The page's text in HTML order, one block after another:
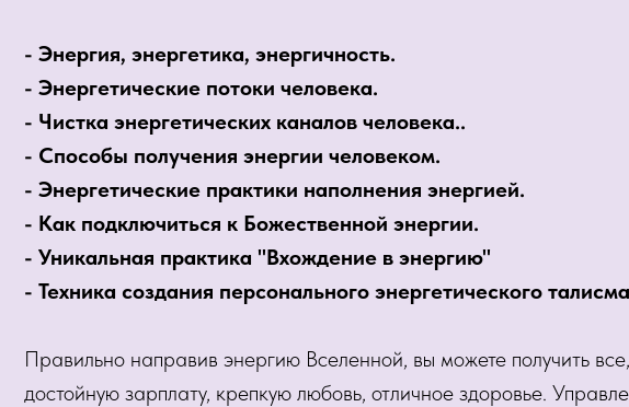
- Энергия, энергетика, энергичность.
- Энергетические потоки человека.
- Чистка энергетических каналов человека..
- Способы получения энергии человеком.
- Энергетические практики наполнения энергией.
- Как подключиться к Божественной энергии.
- Уникальная практика "Вхождение в энергию"
- Техника создания персонального энергетического
Правильно направив энергию Вселенной, вы можете получить
достойную зарплату, крепкую любовь, отличное здоровье.